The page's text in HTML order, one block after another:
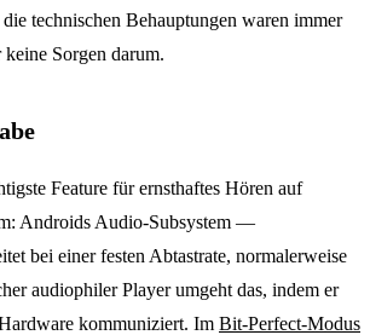
technischen Behauptungen waren immer
Sorgen darum.
Feature für ernsthaftes Hören auf
Androids Audio-Subsystem —
bei einer festen Abtastrate, normalerweise
audiophiler Player umgeht das, indem er
kommuniziert. Im Bit-Perfect-Modus